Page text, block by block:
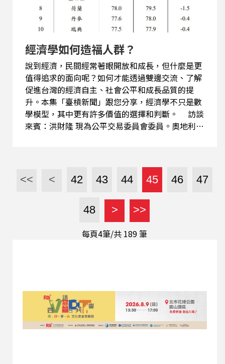
經濟學如何造福人群？
說到經濟，民間經常著眼開放和成長，但什麼是更
值得追求的面向呢？如何才能透過雙邊交流、了解
促進台灣的經濟自主、社會公平和成長品質的提
升。本集「臺槓新聞」跟您分享，經濟學不只是數
學模型，其中更有許多價值的選擇和判斷。 訪談
來賓：洪財隆 現為公平交易委員會委員。奧地利茵
台灣經濟研究院APEC研究中心副研究員、民進黨
中國事務部主任、政策委員會副執行長、清華大學
人社所「中國研究學程」兼任助理教授等職。著有
【邊緣戰略：台灣和區域經濟整合的虛與實】一
<< < 42 43 44 45 46 47
48 > >>
每頁4筆/共 189筆